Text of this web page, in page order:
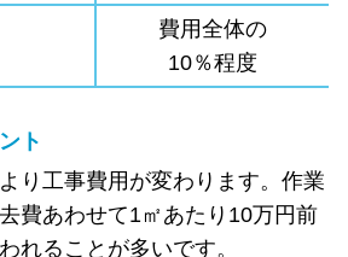
費用全体の
10％程度
ト
り工事費用が変わります。作業
費あわせて1㎡あたり10万円前
れることが多いです。